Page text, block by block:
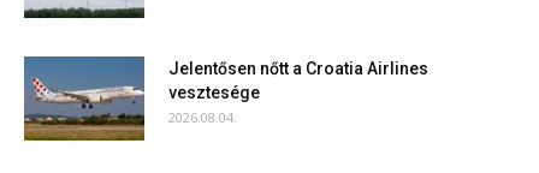
Jelentősen nőtt a Croatia Airlines
vesztesége
2026.08.04.